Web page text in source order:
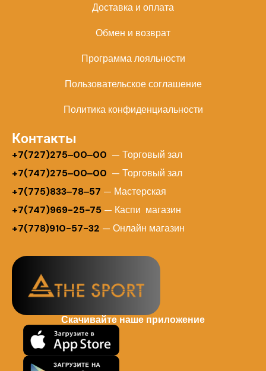
Доставка и оплата
Обмен и возврат
Программа лояльности
Пользовательское соглашение
Политика конфиденциальности
Контакты
+7(727)275‒00‒00 — Торговый зал
+7(747)275‒00‒00 — Торговый зал
+7(775)833‒78‒57 — Мастерская
+7(747)969-25-75 — Каспи магазин
+7(778)910-57-32 — Онлайн магазин
Скачивайте наше приложение